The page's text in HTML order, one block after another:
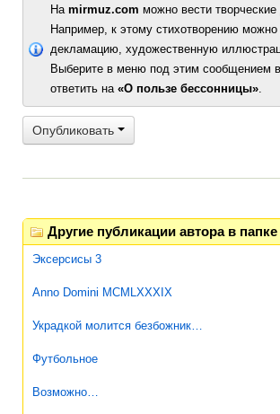
На mirmuz.com можно вести творческие
Например, к этому стихотворению
декламацию, художественную
Выберите в меню под этим сообщением
ответить на «О пользе бессонницы».
Опубликовать
Другие публикации автора в
Эксерсисы 3
Anno Domini MCMLXXXIX
Украдкой молится безбожник…
Футбольное
Возможно…